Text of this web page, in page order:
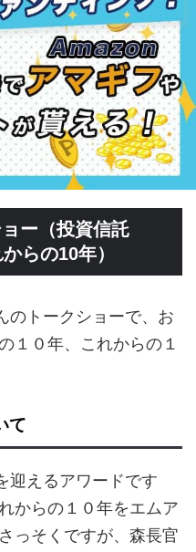
ョー（投資信託
らの10年）
のトークショーで、お
１０年、これからの１
て
迎えるアワードです
からの１０年をエムア
っそくですが、森長官